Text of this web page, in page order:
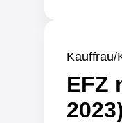
Kauffrau/
EFZ
2023)